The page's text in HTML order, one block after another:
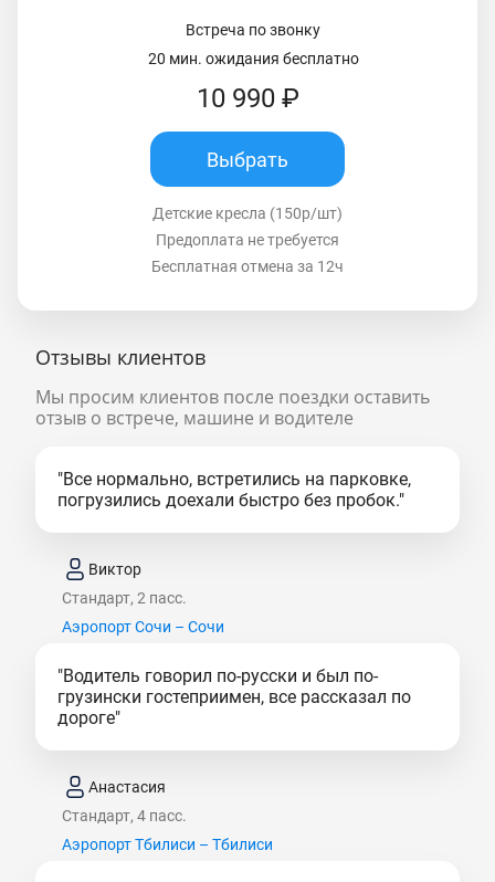
Встреча по звонку
20 мин. ожидания бесплатно
10 990 ₽
Выбрать
Детские кресла (150р/шт)
Предоплата не требуется
Бесплатная отмена за 12ч
Отзывы клиентов
Мы просим клиентов после поездки оставить
отзыв о встрече, машине и водителе
"Все нормально, встретились на парковке,
погрузились доехали быстро без пробок."
Виктор
Стандарт, 2 пасс.
Аэропорт Сочи – Сочи
"Водитель говорил по-русски и был по-
грузински гостеприимен, все рассказал по
дороге"
Анастасия
Стандарт, 4 пасс.
Аэропорт Тбилиси – Тбилиси